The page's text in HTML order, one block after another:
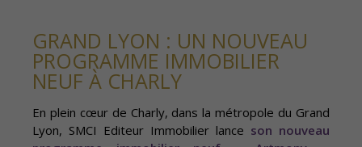
GRAND LYON : UN NOUVEAU
PROGRAMME IMMOBILIER
NEUF À CHARLY
En plein cœur de Charly, dans la métropole du Grand
Lyon, SMCI Editeur Immobilier lance son nouveau